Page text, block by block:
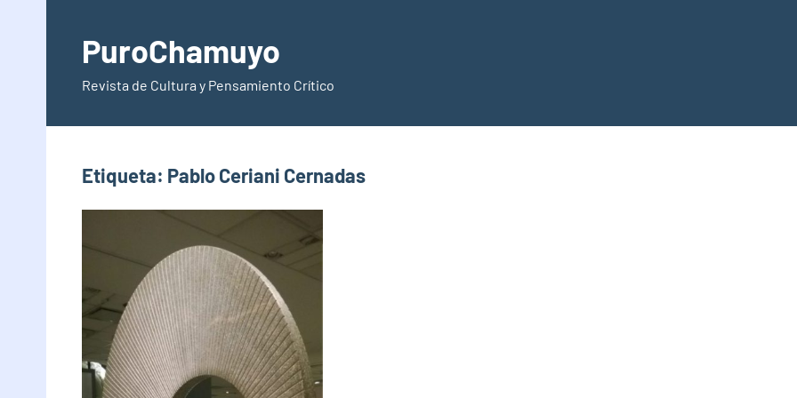
contenidoPuroChamuyo
Revista de Cultura y Pensamiento Crítico
Etiqueta: Pablo Ceriani Cernadas